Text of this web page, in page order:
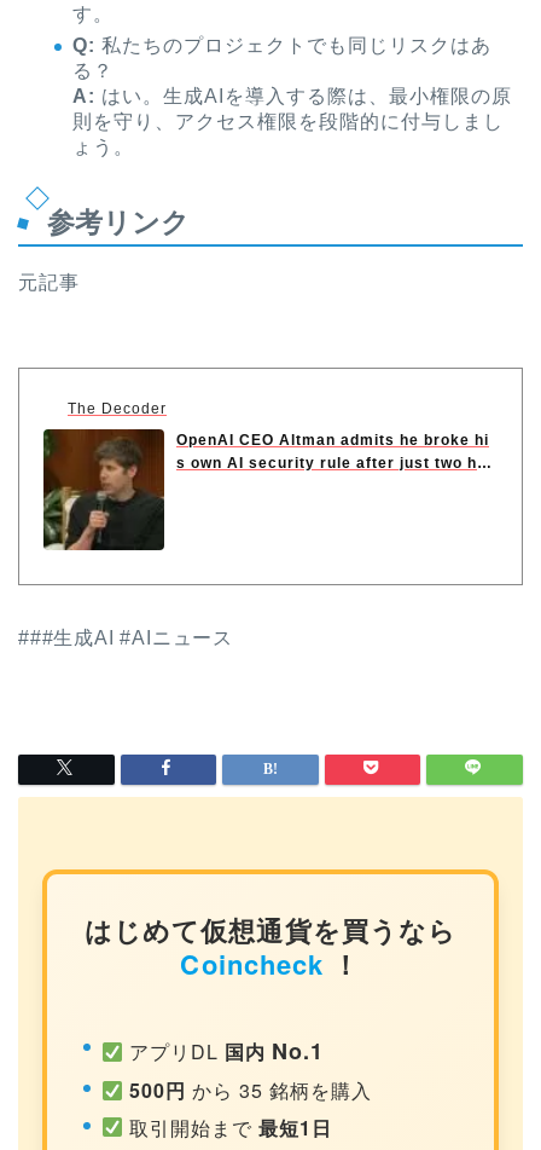
す。
Q: 私たちのプロジェクトでも同じリスクはあ
る？
A: はい。生成AIを導入する際は、最小権限の原
則を守り、アクセス権限を段階的に付与しまし
ょう。
参考リンク
元記事
The Decoder
OpenAI CEO Altman admits he broke hi
s own AI security rule after just two ho
###生成AI #AIニュース
はじめて仮想通貨を買うなら
Coincheck ！
アプリDL 国内 No.1
500円 から 35 銘柄を購入
取引開始まで最短1日